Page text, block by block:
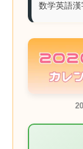
数学英語漢